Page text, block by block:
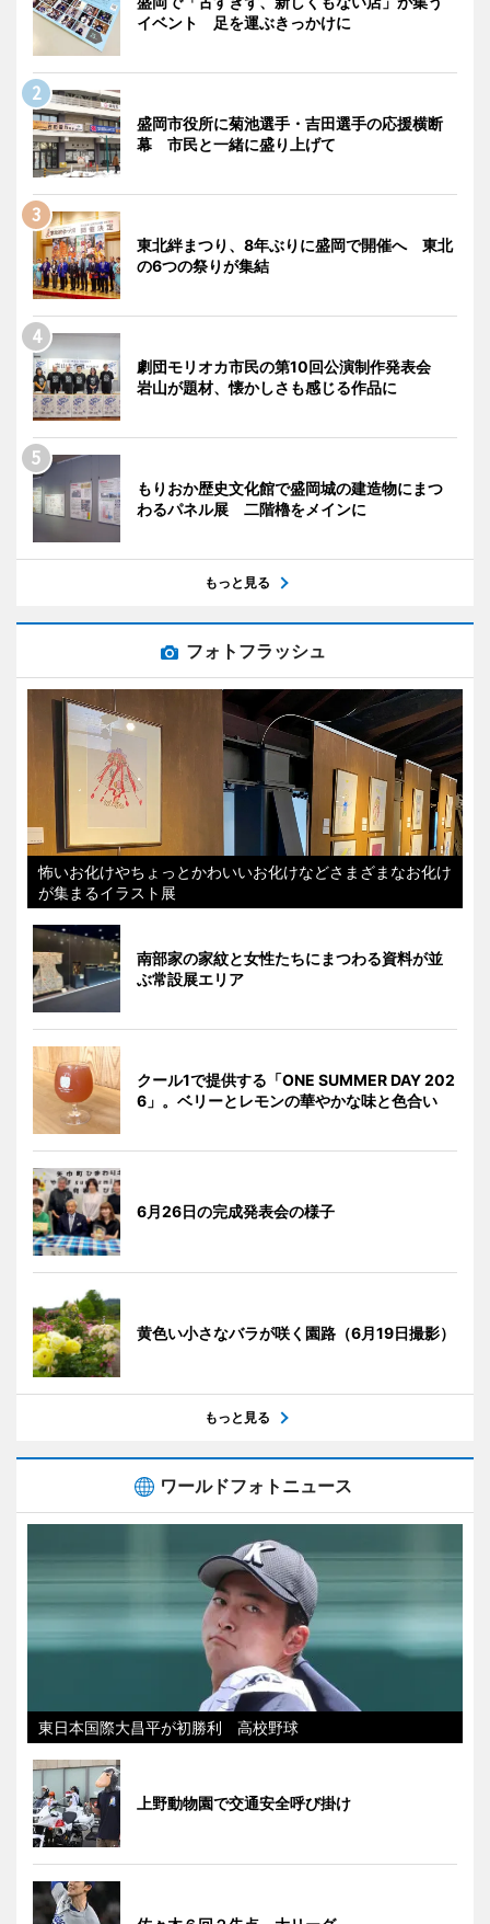
イベント 足を運ぶきっかけに
盛岡市役所に菊池選手・吉田選手の応援横断
幕 市民と一緒に盛り上げて
東北絆まつり、8年ぶりに盛岡で開催へ 東北
の6つの祭りが集結
劇団モリオカ市民の第10回公演制作発表会
岩山が題材、懐かしさも感じる作品に
もりおか歴史文化館で盛岡城の建造物にまつ
わるパネル展 二階櫓をメインに
もっと見る
フォトフラッシュ
怖いお化けやちょっとかわいいお化けなどさまざまなお化け
が集まるイラスト展
南部家の家紋と女性たちにまつわる資料が並
ぶ常設展エリア
クール1で提供する「ONE SUMMER DAY 202
6」。ベリーとレモンの華やかな味と色合い
6月26日の完成発表会の様子
黄色い小さなバラが咲く園路（6月19日撮影）
もっと見る
ワールドフォトニュース
東日本国際大昌平が初勝利 高校野球
上野動物園で交通安全呼び掛け